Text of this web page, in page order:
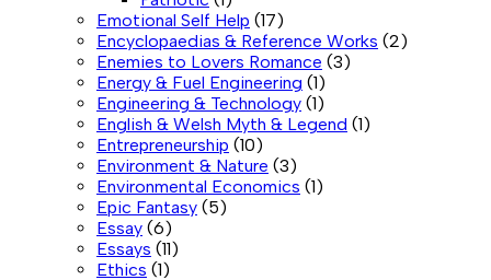
Emotional Self Help (17)
Encyclopaedias & Reference Works (2)
Enemies to Lovers Romance (3)
Energy & Fuel Engineering (1)
Engineering & Technology (1)
English & Welsh Myth & Legend (1)
Entrepreneurship (10)
Environment & Nature (3)
Environmental Economics (1)
Epic Fantasy (5)
Essay (6)
Essays (11)
Ethics (1)